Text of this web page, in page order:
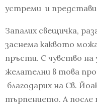
устреми и
Запалих свещичка,
заснема каквото
пръсти. С чувство на
желателни в това
благодарих на Св.
търпението. А после